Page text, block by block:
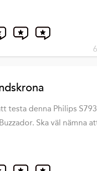
testa denna Philips
Ska väl nämna